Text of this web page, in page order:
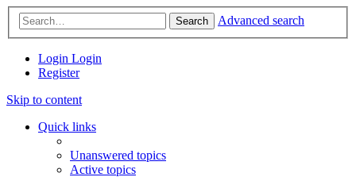
Search Advanced search
Login Login
Register
Skip to content
Quick links
Unanswered topics
Active topics